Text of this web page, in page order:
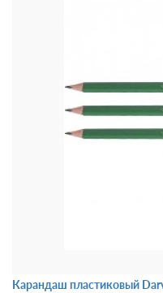
Карандаш пластиковый